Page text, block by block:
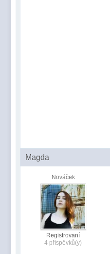
Magda
Nováček
Registrovaní
4 příspěvků(y)